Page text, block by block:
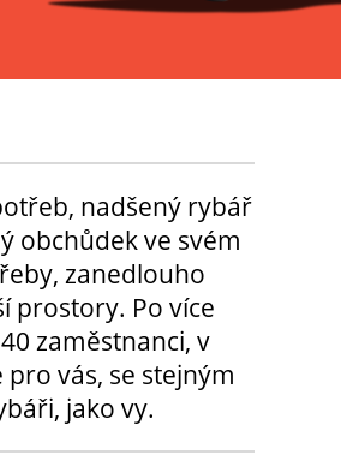
nadšený rybář
obchůdek ve svém
zanedlouho
prostory. Po více
zaměstnanci, v
pro vás, se stejným
jako vy.